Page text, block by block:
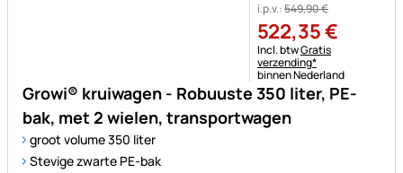
Growi® kruiwagen - Robuuste 350 liter, PE-
bak, met 2 wielen, transportwagen
groot volume 350 liter
Stevige zwarte PE-bak
i.p.v.:549,90€
522,35€
Belastinginformatie:
Incl. btwGratis
verzending*
binnen Nederland